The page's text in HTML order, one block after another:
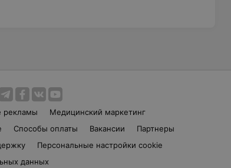
рекламы
Медицинский маркетинг
Способы оплаты Вакансии
Партнеры
Персональные настройки cookie
данных